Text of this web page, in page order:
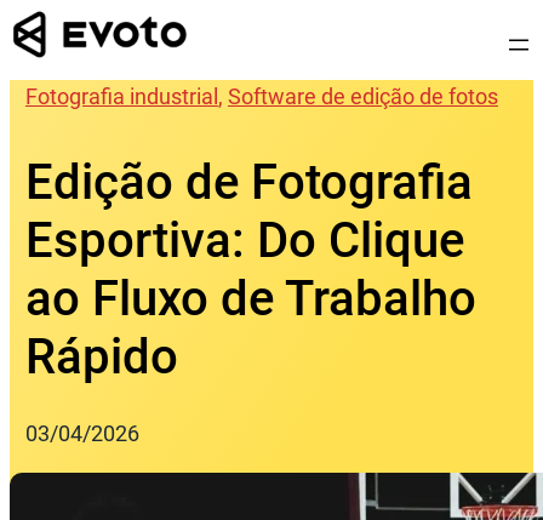
Skip
to
content
Fotografia industrial , Software de edição de fotos
Edição de Fotografia
Esportiva: Do Clique
ao Fluxo de Trabalho
Rápido
03/04/2026